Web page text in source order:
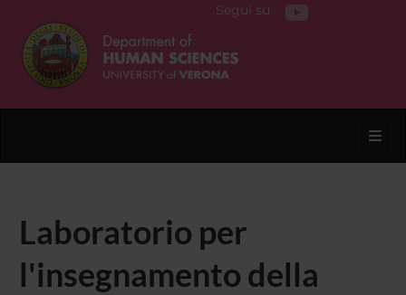
Segui su
Laboratorio per
l'insegnamento della